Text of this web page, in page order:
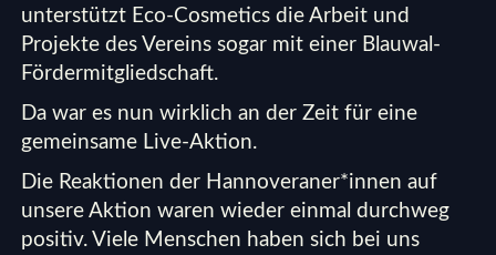
unterstützt Eco-Cosmetics die Arbeit und
Projekte des Vereins sogar mit einer Blauwal-
Fördermitgliedschaft.
Da war es nun wirklich an der Zeit für eine
gemeinsame Live-Aktion.
Die Reaktionen der Hannoveraner*innen auf
unsere Aktion waren wieder einmal durchweg
positiv. Viele Menschen haben sich bei uns